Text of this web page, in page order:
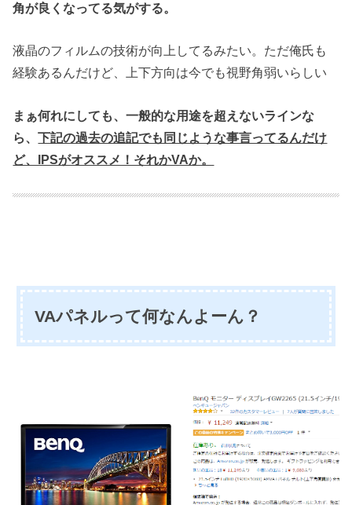
角が良くなってる気がする。
液晶のフィルムの技術が向上してるみたい。ただ俺氏も
経験あるんだけど、上下方向は今でも視野角弱いらしい
まぁ何れにしても、一般的な用途を超えないラインな
ら、下記の過去の追記でも同じような事言ってるんだけ
ど、IPSがオススメ！それかVAか。
VAパネルって何なんよーん？